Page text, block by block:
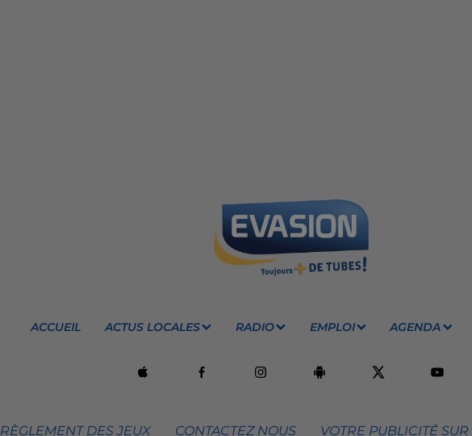
ACCUEIL ACTUS LOCALES RADIO EMPLOI AGENDA
RÈGLEMENT DES JEUX CONTACTEZ NOUS VOTRE PUBLICITÉ